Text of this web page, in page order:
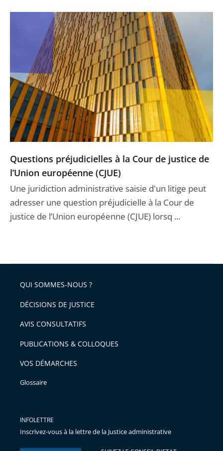
Questions préjudicielles à la Cour de justice de
l’Union européenne (CJUE)
Une juridiction administrative saisie d'un litige peut
adresser une question préjudicielle à la Cour de
justice de l’Union européenne (CJUE) lorsq ...
QUI SOMMES-NOUS ?
DÉCISIONS DE JUSTICE
AVIS CONSULTATIFS
PUBLICATIONS & COLLOQUES
VOS DÉMARCHES
Glossaire
INFOLETTRE
Inscrivez-vous à la lettre de la Justice administrative